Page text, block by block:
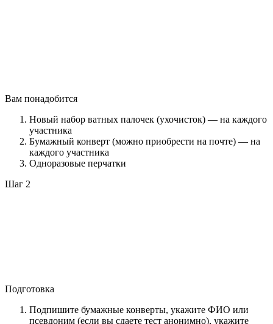
Вам понадобится
Новый набор ватных палочек (ухочисток) — на каждого
участника
Бумажный конверт (можно приобрести на почте) — на
каждого участника
Одноразовые перчатки
Шаг 2
Подготовка
Подпишите бумажные конверты, укажите ФИО или
псевдоним (если вы сдаете тест анонимно), укажите